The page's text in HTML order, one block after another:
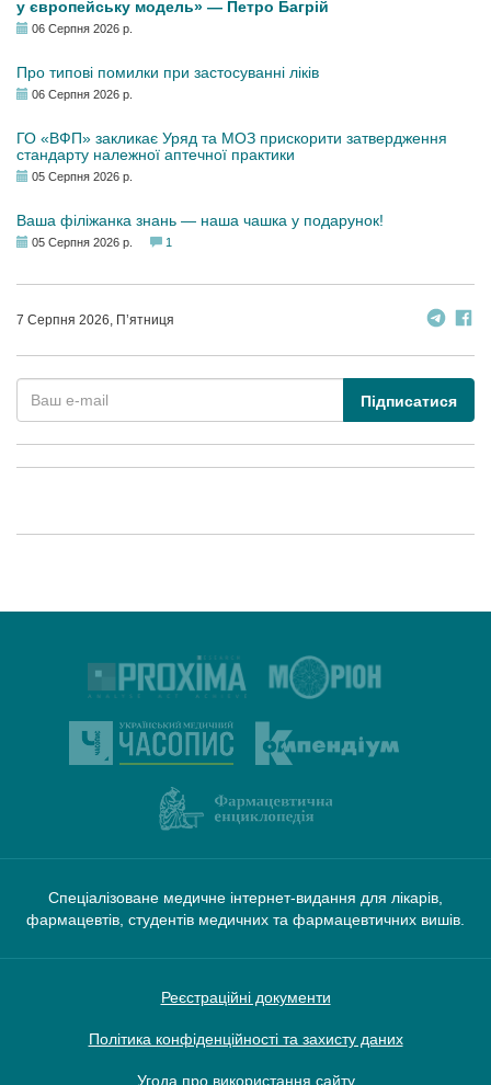
у європейську модель» — Петро Багрій
06 Серпня 2026 р.
Про типові помилки при застосуванні ліків
06 Серпня 2026 р.
ГО «ВФП» закликає Уряд та МОЗ прискорити затвердження
стандарту належної аптечної практики
05 Серпня 2026 р.
Ваша філіжанка знань — наша чашка у подарунок!
05 Серпня 2026 р. 1
7 Серпня 2026, П’ятниця
Підписатися
Спеціалізоване медичне інтернет-видання для лікарів,
фармацевтів, студентів медичних та фармацевтичних вишів.
Реєстраційні документи
Політика конфіденційності та захисту даних
Угода про використання сайту